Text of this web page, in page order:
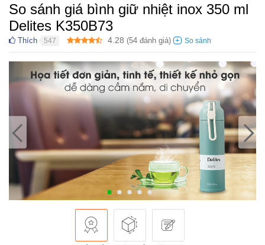
So sánh giá bình giữ nhiệt inox 350 ml
Delites K350B73
Thích 547 4.28 (54 đánh giá)